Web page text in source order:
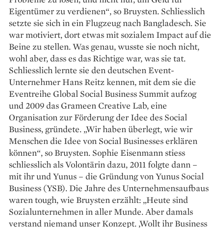
Eigentümer zu verdienen“, so Bruysten. Schliesslich
setzte sie sich in ein Flugzeug nach Bangladesch. Sie
war motiviert, dort etwas mit sozialem Impact auf die
Beine zu stellen. Was genau, wusste sie noch nicht,
wohl aber, dass es das Richtige war, was sie tat.
Schliesslich lernte sie den deutschen Event-
Unternehmer Hans Reitz kennen, mit dem sie die
Eventreihe Global Social Business Summit aufzog
und 2009 das Grameen Creative Lab, eine
Organisation zur Förderung der Idee des Social
Business, gründete. „Wir haben überlegt, wie wir
Menschen die Idee von Social Businesses erklären
können“, so Bruysten. Sophie Eisenmann stiess
schliesslich als Volontärin dazu, 2011 folgte dann –
mit ihr und Yunus – die Gründung von Yunus Social
Business (YSB). Die Jahre des Unternehmensaufbaus
waren tough, wie Bruysten erzählt: „Heute sind
Sozialunternehmen in aller Munde. Aber damals
verstand niemand unser Konzept. ‚Wollt ihr Business